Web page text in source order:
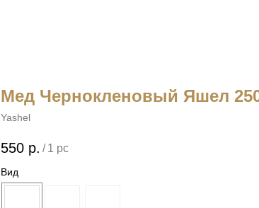
Мед Чернокленовый Яшел
Yashel
550 р. / 1 pc
Вид